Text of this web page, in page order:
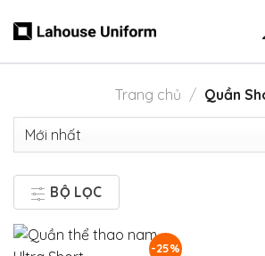
Trang chủ / Quần
BỘ LỌC
-25%